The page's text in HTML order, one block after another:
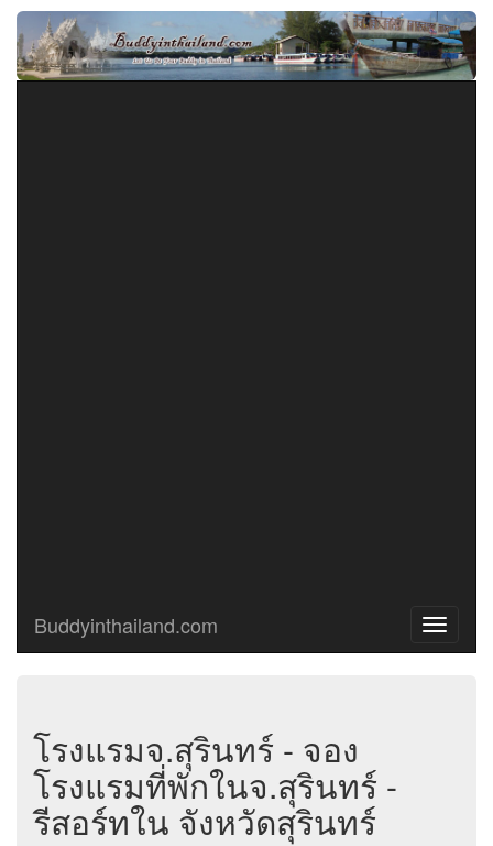
Toggle
Buddyinthailand.com
โรงแรมจ.สุรินทร์ - จอง
โรงแรมที่พักในจ.สุรินทร์ -
รีสอร์ทใน จังหวัดสุรินทร์